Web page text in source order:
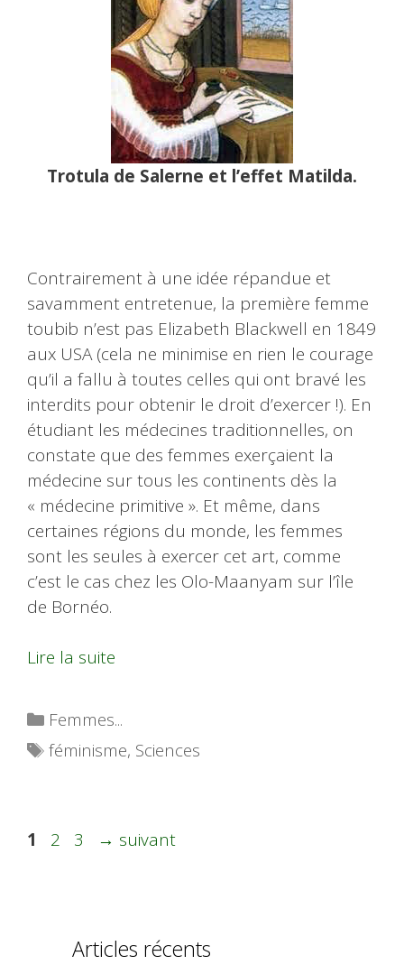
Trotula de Salerne et l’effet Matilda.
Contrairement à une idée répandue et
savamment entretenue, la première femme
toubib n’est pas Elizabeth Blackwell en 1849
aux USA (cela ne minimise en rien le courage
qu’il a fallu à toutes celles qui ont bravé les
interdits pour obtenir le droit d’exercer !). En
étudiant les médecines traditionnelles, on
constate que des femmes exerçaient la
médecine sur tous les continents dès la
« médecine primitive ». Et même, dans
certaines régions du monde, les femmes
sont les seules à exercer cet art, comme
c’est le cas chez les Olo-Maanyam sur l’île
de Bornéo.
Lire la suite
Catégories
Femmes...
Étiquettes
féminisme, Sciences
Page
1 Page
2 Page
3 → suivant
Articles récents